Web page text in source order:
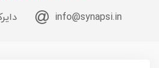
info@synapsi.in